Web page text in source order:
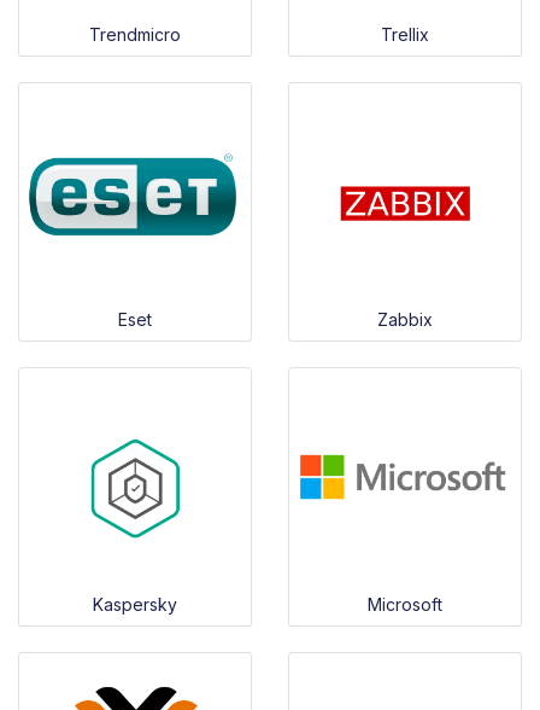
Trendmicro Trellix
Eset Zabbix
Kaspersky Microsoft